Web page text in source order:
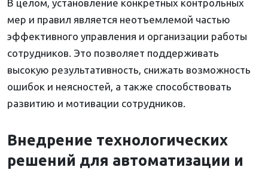
В целом, установление конкретных контрольных
мер и правил является неотъемлемой частью
эффективного управления и организации работы
сотрудников. Это позволяет поддерживать
высокую результативность, снижать возможность
ошибок и неясностей, а также способствовать
развитию и мотивации сотрудников.
Внедрение технологических
решений для автоматизации и